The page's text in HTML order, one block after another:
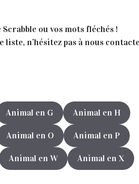
ou vos mots fléchés !
n’hésitez pas à nous
Animal en G Animal en H
Animal en O Animal en P
Animal en W Animal en X